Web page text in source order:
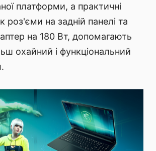
платформи, а практичні
роз'єми на задній панелі та
на 180 Вт, допомагають
охайний і функціональний